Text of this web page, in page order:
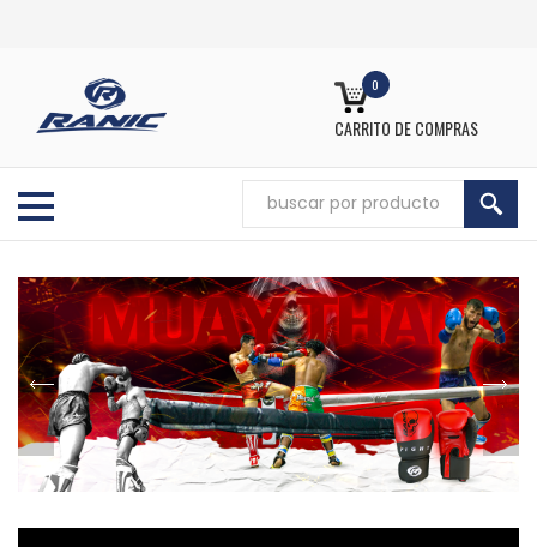
0
CARRITO DE COMPRAS